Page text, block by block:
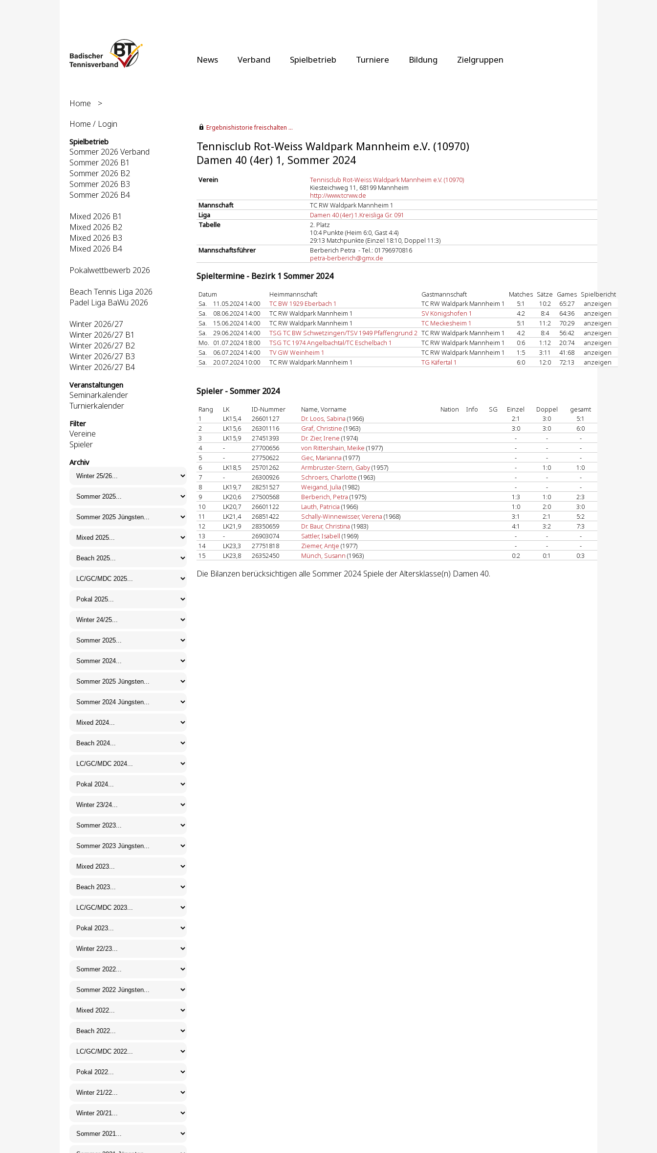
News Verband Spielbetrieb Turniere Bildung Zielgruppen
Home
>
Home / Login
Spielbetrieb
Sommer 2026 Verband
Sommer 2026 B1
Sommer 2026 B2
Sommer 2026 B3
Sommer 2026 B4
Mixed 2026 B1
Mixed 2026 B2
Mixed 2026 B3
Mixed 2026 B4
Pokalwettbewerb 2026
Beach Tennis Liga 2026
Padel Liga BaWü 2026
Winter 2026/27
Winter 2026/27 B1
Winter 2026/27 B2
Winter 2026/27 B3
Winter 2026/27 B4
Veranstaltungen
Seminarkalender
Turnierkalender
Filter
Vereine
Spieler
Archiv
Ergebnishistorie freischalten ...
Tennisclub Rot-Weiss Waldpark Mannheim e.V. (10970)
Damen 40 (4er) 1, Sommer 2024
Verein
Tennisclub Rot-Weiss Waldpark Mannheim e.V. (10970)
Kiesteichweg 11, 68199 Mannheim
http://www.tcrww.de
Mannschaft
TC RW Waldpark Mannheim 1
Liga
Damen 40 (4er) 1.Kreisliga Gr. 091
Tabelle
2. Platz
10:4 Punkte (Heim 6:0, Gast 4:4)
29:13 Matchpunkte (Einzel 18:10, Doppel 11:3)
Mannschaftsführer
Berberich Petra - Tel.: 01796970816
petra-berberich@gmx.de
Spieltermine - Bezirk 1 Sommer 2024
Datum Heimmannschaft Gastmannschaft Matches Sätze Games Spielbericht
Sa.
11.05.2024 14:00 TC BW 1929 Eberbach 1 TC RW Waldpark Mannheim 1 5:1 10:2 65:27
anzeigen
Sa.
08.06.2024 14:00 TC RW Waldpark Mannheim 1 SV Königshofen 1 4:2 8:4 64:36
anzeigen
Sa.
15.06.2024 14:00 TC RW Waldpark Mannheim 1 TC Meckesheim 1 5:1 11:2 70:29
anzeigen
Sa.
29.06.2024 14:00 TSG TC BW Schwetzingen/TSV 1949 Pfaffengrund 2 TC RW Waldpark Mannheim 1 4:2 8:4 56:42
anzeigen
Mo. 01.07.2024 18:00 TSG TC 1974 Angelbachtal/TC Eschelbach 1 TC RW Waldpark Mannheim 1 0:6 1:12 20:74
anzeigen
Sa.
06.07.2024 14:00 TV GW Weinheim 1 TC RW Waldpark Mannheim 1 1:5 3:11 41:68
anzeigen
Sa.
20.07.2024 10:00 TC RW Waldpark Mannheim 1 TG Käfertal 1 6:0 12:0 72:13 anzeigen
Spieler - Sommer 2024
Rang LK ID-Nummer Name, Vorname Nation Info SG Einzel Doppel
gesamt
1
LK15,4 26601127 Dr. Loos, Sabina (1966) 2:1 3:0
5:1
2
LK15,6 26301116 Graf, Christine (1963) 3:0 3:0
6:0
3
LK15,9 27451393 Dr. Zier, Irene (1974) - -
-
4
- 27700656 von Rittershain, Meike (1977) - -
-
5
- 27750622 Gec, Marianna (1977) - -
-
6
LK18,5 25701262 Armbruster-Stern, Gaby(1957) - 1:0
1:0
7
- 26300926 Schroers, Charlotte (1963) - -
-
8
LK19,7 28251527 Weigand, Julia (1982) - -
-
9
LK20,6 27500568 Berberich, Petra (1975) 1:3 1:0
2:3
10
LK20,7 26601122 Lauth, Patricia (1966) 1:0 2:0
3:0
11
LK21,4 26851422 Schally-Winnewisser, Verena (1968) 3:1 2:1
5:2
12
LK21,9 28350659 Dr. Baur, Christina (1983) 4:1 3:2
7:3
13
- 26903074 Sattler, Isabell (1969) - -
-
14
LK23,3 27751818 Ziemer, Antje (1977) - -
-
15
LK23,8 26352450 Münch, Susann (1963) 0:2 0:1 0:3
Die Bilanzen berücksichtigen alle Sommer 2024 Spiele der Altersklasse(n) Damen 40.